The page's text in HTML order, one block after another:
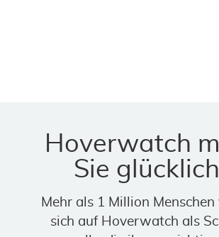
Hoverwatch
Sie
Mehr als 1 Million Menschen
sich auf Hoverwatch als